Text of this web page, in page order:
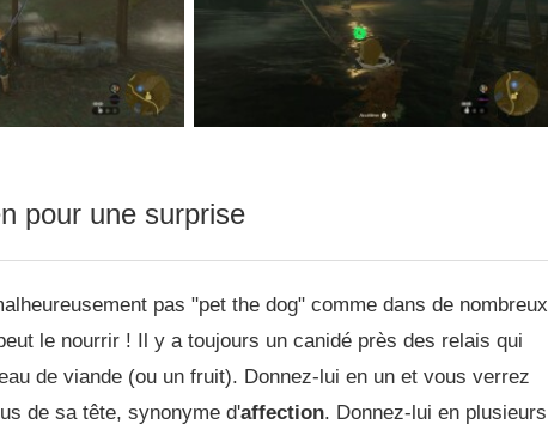
pour une surprise
pas "pet the dog" comme dans de nombreux
le nourrir ! Il y a toujours un canidé près des relais qui
de viande (ou un fruit). Donnez-lui en un et vous verrez
de sa tête, synonyme d'affection. Donnez-lui en plusieurs